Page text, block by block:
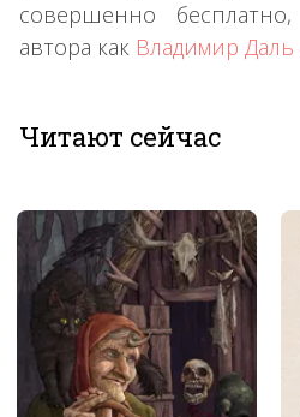
совершенно
автора как Владимир Даль
Читают сейчас